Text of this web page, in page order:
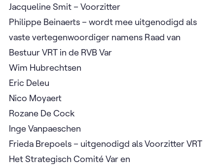
Jacqueline Smit – Voorzitter
Philippe Beinaerts – wordt mee uitgenodigd als
vaste vertegenwoordiger namens Raad van
Bestuur VRT in de RVB Var
Wim Hubrechtsen
Eric Deleu
Nico Moyaert
Rozane De Cock
Inge Vanpaeschen
Frieda Brepoels – uitgenodigd als Voorzitter VRT
Het Strategisch Comité Var en